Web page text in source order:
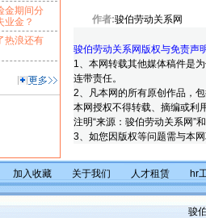
金期间分
业金？
热浪还有
作者:骏伯劳动关系网
骏伯劳动关系网版权与免责声
1、 本网转载其他媒体稿件是
连带责任。
2、
凡本网的所有原创作品，
本网授权不得转载、摘编或利
注明“来源：骏伯劳动关系网”
3、 如您因版权等问题需与本
加入收藏 关于我们 人才租赁 hr
骏